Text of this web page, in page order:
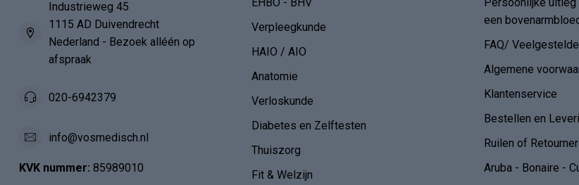
Industrieweg 45
1115 AD Duivendrecht
Nederland - Bezoek alléén op
afspraak
020-6942379
info@vosmedisch.nl
KVK nummer: 85989010
Verpleegkunde
HAIO / AIO
Anatomie
Verloskunde
Diabetes en Zelftesten
Thuiszorg
Fit & Welzijn
een
FAQ/
Algemene
Klantenservice
Bestellen en
Ruilen of
Aruba - Bonaire -